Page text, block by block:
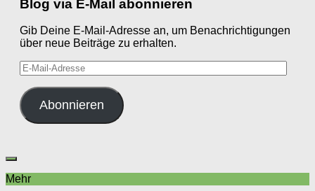
Blog via E-Mail abonnieren
Gib Deine E-Mail-Adresse an, um Benachrichtigungen
über neue Beiträge zu erhalten.
E-
Mail-
Adresse
Abonnieren
Mehr